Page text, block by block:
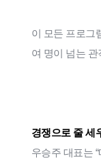
이 모든 프로그
여 명이 넘는
경쟁으로 줄 세
우승주 대표는